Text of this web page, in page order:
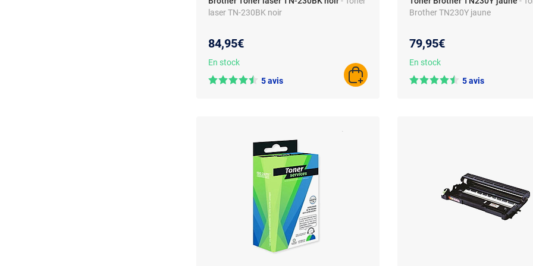
laser TN-230BK noir
84,95€
En stock
5 avis
AJOUTER AU PANIER
Brother TN230Y jaune
79,95€
En stock
5 avis